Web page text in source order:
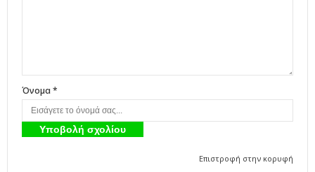
Όνομα *
Επιστροφή στην κορυφή